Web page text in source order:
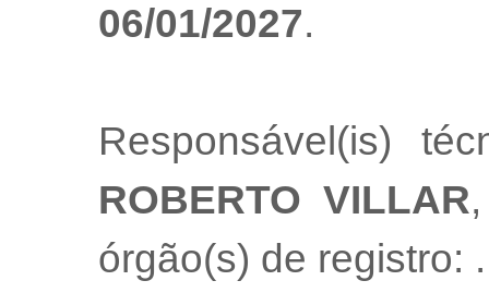
06/01/2027.
Responsável(is)
ROBERTO VILLAR
órgão(s) de registro: .